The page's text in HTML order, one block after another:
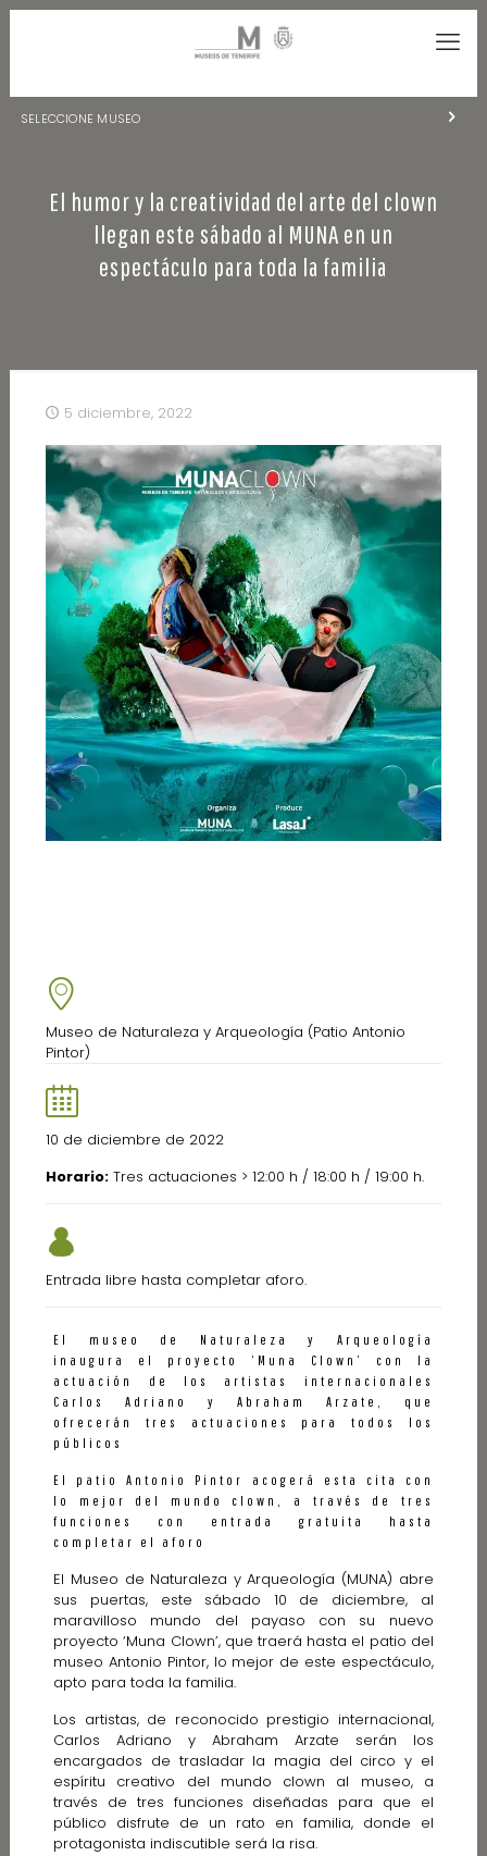
SELECCIONE MUSEO
NATURALEZA Y ARQUEOLOGÍA
LA CIENCIA Y EL COSMOS
El humor y la creatividad del arte del clown
llegan este sábado al MUNA en un
espectáculo para toda la familia
5 diciembre, 2022
Museo de Naturaleza y Arqueología (Patio Antonio
Pintor)
10 de diciembre de 2022
Horario:Tres actuaciones > 12:00 h / 18:00 h / 19:00 h.
Entrada libre hasta completar aforo.
El museo de Naturaleza y Arqueología
inaugura el proyecto ‘Muna Clown’ con la
actuación de los artistas internacionales
Carlos Adriano y Abraham Arzate, que
ofrecerán tres actuaciones para todos los
públicos
El patio Antonio Pintor acogerá esta cita con
lo mejor del mundo clown, a través de tres
funciones con entrada gratuita hasta
completar el aforo
El Museo de Naturaleza y Arqueología (MUNA) abre
sus puertas, este sábado 10 de diciembre, al
maravilloso mundo del payaso con su nuevo
proyecto ‘Muna Clown’, que traerá hasta el patio del
museo Antonio Pintor, lo mejor de este espectáculo,
apto para toda la familia.
Los artistas, de reconocido prestigio internacional,
Carlos Adriano y Abraham Arzate serán los
encargados de trasladar la magia del circo y el
espíritu creativo del mundo clown al museo, a
través de tres funciones diseñadas para que el
público disfrute de un rato en familia, donde el
protagonista indiscutible será la risa.